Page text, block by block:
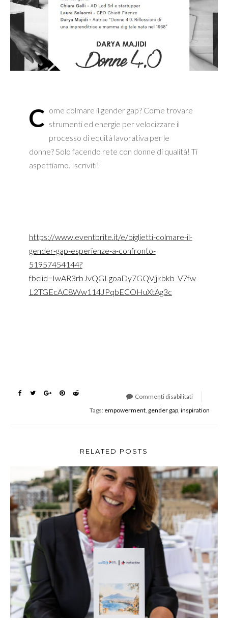
C ome colmare il gender gap? Come trovare
strumenti ed energie per velocizzare il
processo di equità lavorativa per le
donne? Solo facendo rete con donne di qualità! Ti
aspettiamo. Iscriviti!
https://www.eventbrite.it/e/biglietti-colmare-il-
gender-gap-esperienze-a-confronto-
51957454144?
fbclid=IwAR3rbJvQGLgoaDy7GQVjjkbkb_V7fw
L2TGEcAC8Ww114JPqbECOHuXtAg3c
Commenti disabilitati
parliamo
a
Firenze
alle
Murate
Idea
Park.
Tags: empowerment gender gap inspiration
RELATED POSTS